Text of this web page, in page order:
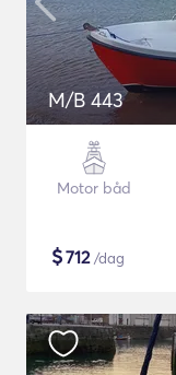
M/B 443
Motor båd
$712/dag